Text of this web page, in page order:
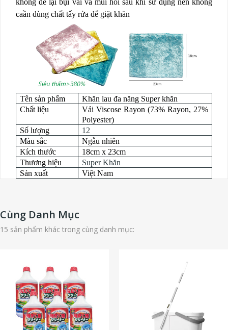
không để lại bụi vải và mùi hôi sau khi sử dụng nên không
caần dùng chất tẩy rửa để giặt khăn
Tên sản phẩm
Khăn lau đa năng Super khăn
Chất liệu
Vải Viscose Rayon (73% Rayon, 27%
Polyester)
Số lượng
12
Màu sắc
Ngẫu nhiên
Kích thước
18cm x 23cm
Thương hiệu
Super Khăn
Sản xuất
Việt Nam
Cùng Danh Mục
15 sản phẩm khác trong cùng danh mục: